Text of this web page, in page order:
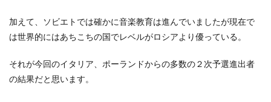
加えて、ソビエトでは確かに音楽教育は進んでいましたが現在で
は世界的にはあちこちの国でレベルがロシアより優っている。
それが今回のイタリア、ポーランドからの多数の２次予選進出者
の結果だと思います。